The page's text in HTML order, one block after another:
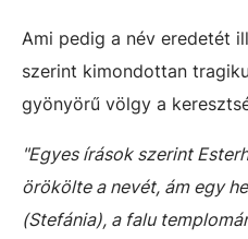
Ami pedig a név eredetét
szerint kimondottan
gyönyörű völgy a
"Egyes írások szerint
örökölte a nevét, ám egy
(Stefánia), a falu